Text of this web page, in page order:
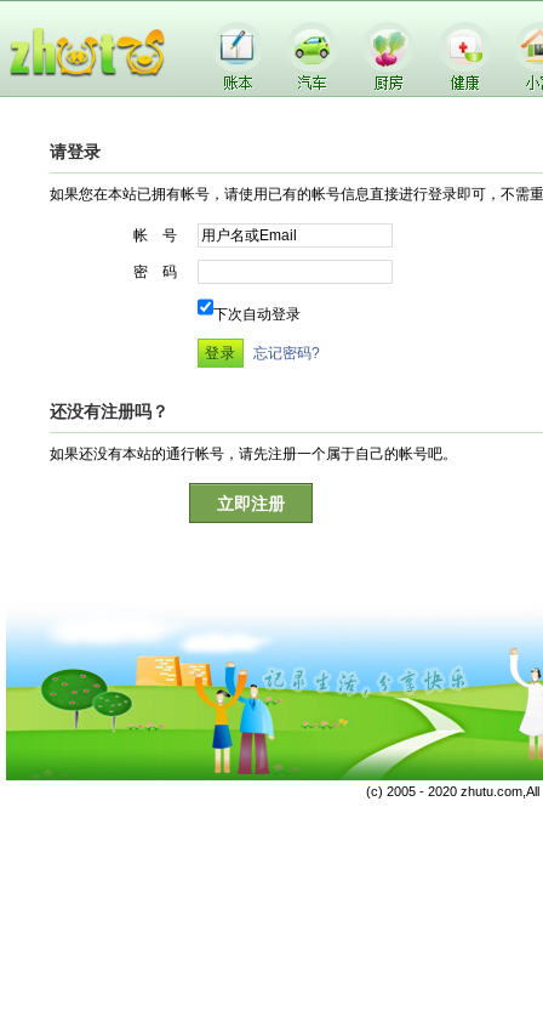
请登录
如果您在本站已拥有帐号，请使用已有的帐号信息直接进行登录即可，不需
帐 号
密 码
下次自动登录
忘记密码?
还没有注册吗？
如果还没有本站的通行帐号，请先注册一个属于自己的帐号吧。
立即注册
(c) 2005 - 2020